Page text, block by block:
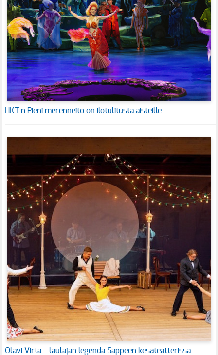
HKT:n Pieni merenneito on ilotulitusta aisteille
Olavi Virta – laulajan legenda Sappeen kesäteatterissa